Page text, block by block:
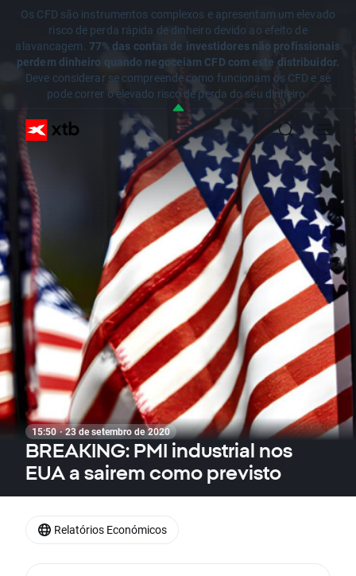
Os CFD são instrumentos complexos e apresentam um elevado
risco de perda rápida de dinheiro devido ao efeito de
alavancagem. 77% das contas de investidores não profissionais
perdem dinheiro quando negoceiam CFD com este distribuidor.
Deve considerar se compreende como funcionam os CFD e se
pode correr o elevado risco de perda do seu dinheiro.
15:50 · 23 de setembro de 2020
BREAKING: PMI industrial nos
EUA a sairem como previsto
Relatórios Económicos